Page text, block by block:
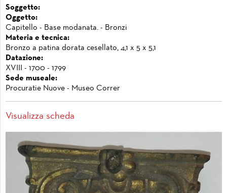
Soggetto:
Oggetto:
Capitello - Base modanata. - Bronzi
Materia e tecnica:
Bronzo a patina dorata cesellato, 4,1 x 5 x 5,1
Datazione:
XVIII - 1700 - 1799
Sede museale:
Procuratie Nuove - Museo Correr
Visualizza scheda